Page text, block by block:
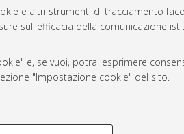
e altri strumenti di tracciamento
sull'efficacia della comunicazione
e, se vuoi, potrai esprimere
"Impostazione cookie" del sito.
COOKIE TECNICI -